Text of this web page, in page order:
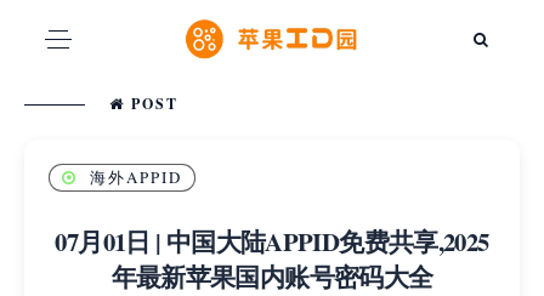
POST
海外APPID
07月01日 | 中国大陆APPID免费共享,2025
年最新苹果国内账号密码大全